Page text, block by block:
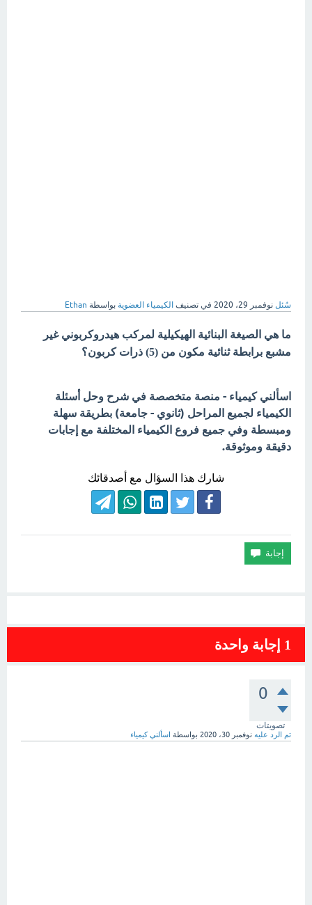
سُئل نوفمبر 29، 2020 في تصنيف الكيمياء العضوية بواسطة Ethan
ما هي الصيغة البنائية الهيكيلية لمركب هيدروكربوني غير
مشبع برابطة ثنائية مكون من (5) ذرات كربون؟
اسألني كيمياء - منصة متخصصة في شرح وحل أسئلة
الكيمياء لجميع المراحل (ثانوي - جامعة) بطريقة سهلة
ومبسطة وفي جميع فروع الكيمياء المختلفة مع إجابات
دقيقة وموثوقة.
شارك هذا السؤال مع أصدقائك
1 إجابة واحدة
0
تصويتات
تم الرد عليه نوفمبر 30، 2020 بواسطة اسألني كيمياء